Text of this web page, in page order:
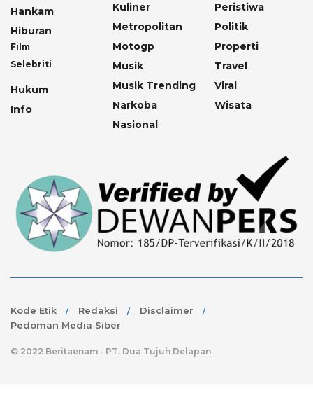
Hankam
Hiburan
Film
Selebriti
Hukum
Info
Kuliner
Metropolitan
Motogp
Musik
Musik Trending
Narkoba
Nasional
Peristiwa
Politik
Properti
Travel
Viral
Wisata
Kode Etik Redaksi
Disclaimer
Pedoman Media Siber
© 2022 Beritaenam - PT. Dua Tujuh Delapan